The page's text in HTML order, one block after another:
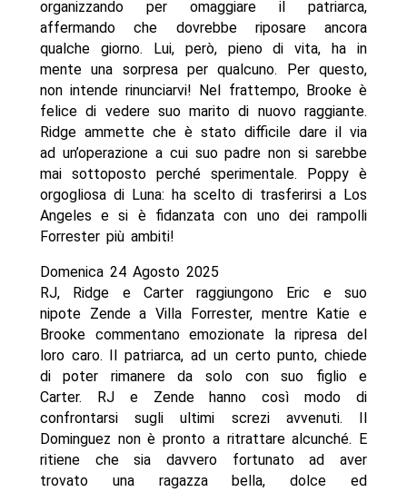
organizzando per omaggiare il patriarca,
affermando che dovrebbe riposare ancora
qualche giorno. Lui, però, pieno di vita, ha in
mente una sorpresa per qualcuno. Per questo,
non intende rinunciarvi! Nel frattempo, Brooke è
felice di vedere suo marito di nuovo raggiante.
Ridge ammette che è stato difficile dare il via
ad un’operazione a cui suo padre non si sarebbe
mai sottoposto perché sperimentale. Poppy è
orgogliosa di Luna: ha scelto di trasferirsi a Los
Angeles e si è fidanzata con uno dei rampolli
Forrester più ambiti!
Domenica 24 Agosto 2025
RJ, Ridge e Carter raggiungono Eric e suo
nipote Zende a Villa Forrester, mentre Katie e
Brooke commentano emozionate la ripresa del
loro caro. Il patriarca, ad un certo punto, chiede
di poter rimanere da solo con suo figlio e
Carter. RJ e Zende hanno così modo di
confrontarsi sugli ultimi screzi avvenuti. Il
Dominguez non è pronto a ritrattare alcunché. E
ritiene che sia davvero fortunato ad aver
trovato una ragazza bella, dolce ed